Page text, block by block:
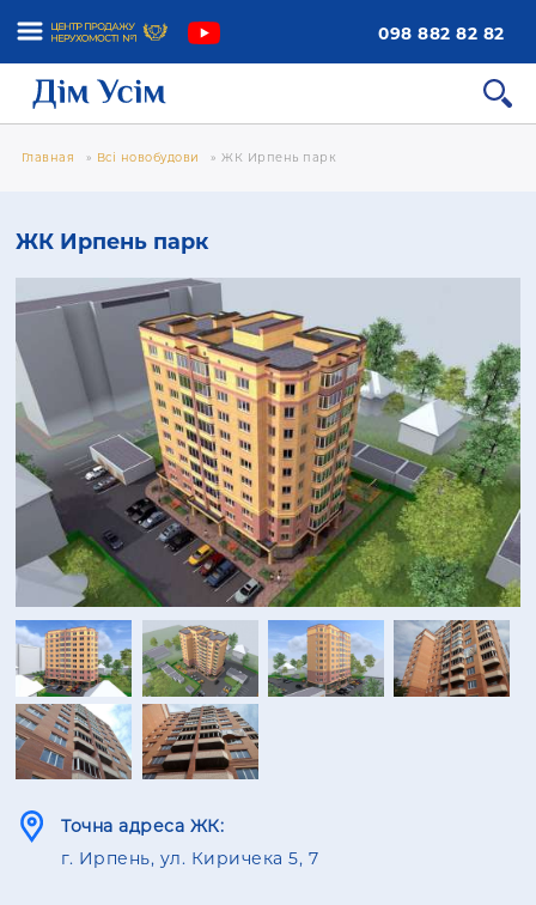
098 882 82 82
Главная » Всі новобудови » ЖК Ирпень парк
ЖК Ирпень парк
Точна адреса ЖК:
г. Ирпень, ул. Киричека 5, 7